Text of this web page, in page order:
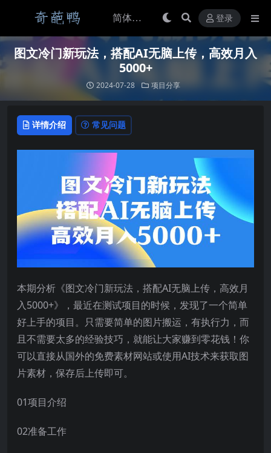
登录
图文冷门新玩法，搭配AI无脑上传，高效月入
5000+
2024-07-28 项目分享
详情介绍 常见问题
本期分析《图文冷门新玩法，搭配AI无脑上传，高效月
入5000+》，最近在测试项目的时候，发现了一个简单
好上手的项目。只需要简单的图片搬运，有执行力，而
且不需要太多的经验技巧，就能让大家赚到零花钱！你
可以直接从国外的免费素材网站或使用AI技术来获取图
片素材，保存后上传即可。
01项目介绍
02准备工作